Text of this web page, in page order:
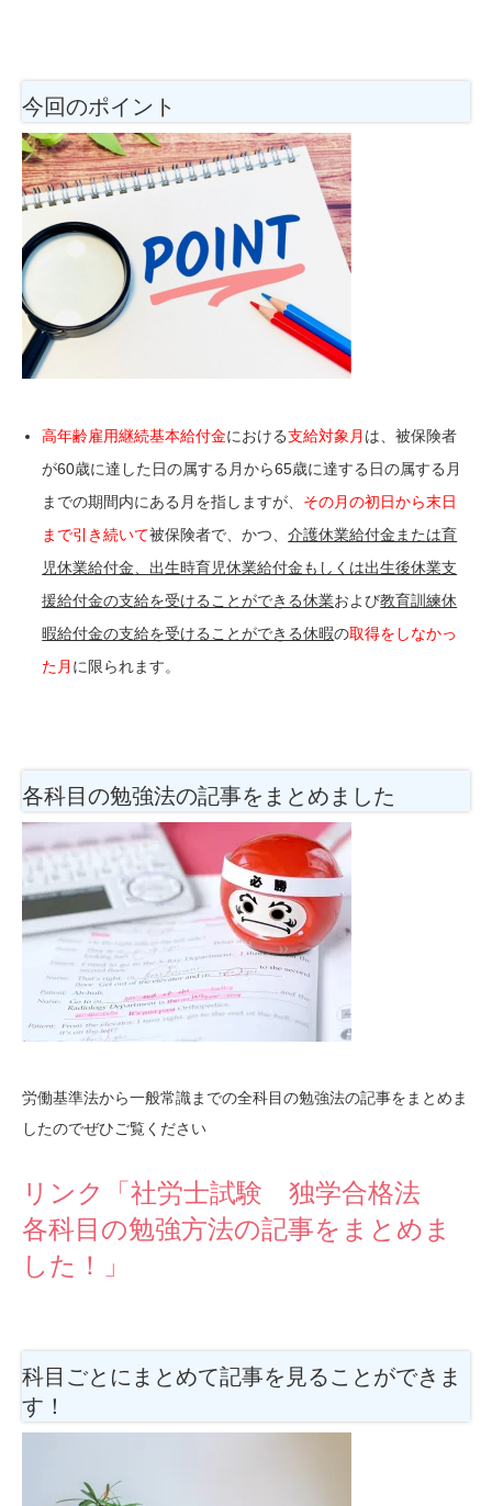
今回のポイント
高年齢雇用継続基本給付金における支給対象月 は、被保険者
が60歳に達した日の属する月から65歳に達する日の属する月
までの期間内にある月を指しますが、 その月の初日から末日
まで引き続いて被保険者で、かつ、介護休業給付金または育
児休業給付金 、出生時育児休業給付金もしくは出生後休業支
援給付金の支給を受けることができる休業および教育訓練休
暇給付金の支給を受けることができる休暇の取得を しなかっ
た月 に限られます。
各科目の勉強法の記事をまとめました
労働基準法から一般常識までの全科目の勉強法の記事をまとめま
したのでぜひご覧ください
リンク「社労士試験 独学合格法
各科目の勉強方法の記事をまとめま
した！」
科目ごとにまとめて記事を見ることができま
す！